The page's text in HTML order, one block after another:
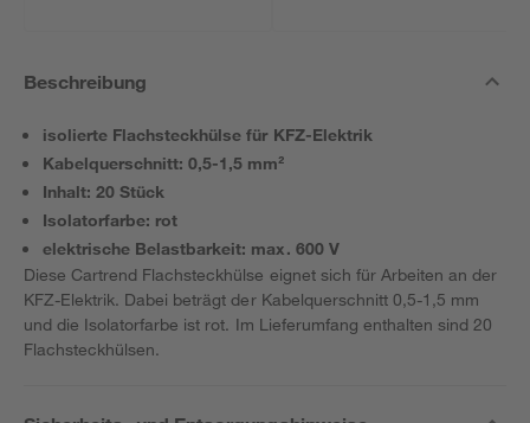
Beschreibung
isolierte Flachsteckhülse für KFZ-Elektrik
Kabelquerschnitt: 0,5-1,5 mm²
Inhalt: 20 Stück
Isolatorfarbe: rot
elektrische Belastbarkeit: max. 600 V
Diese Cartrend Flachsteckhülse eignet sich für Arbeiten an der
KFZ-Elektrik. Dabei beträgt der Kabelquerschnitt 0,5-1,5 mm
und die Isolatorfarbe ist rot. Im Lieferumfang enthalten sind 20
Flachsteckhülsen.